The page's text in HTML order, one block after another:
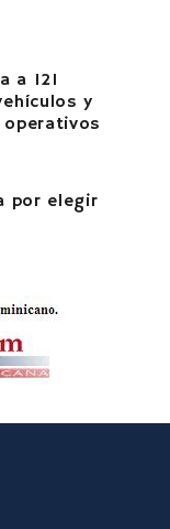
a 121
y
por elegir